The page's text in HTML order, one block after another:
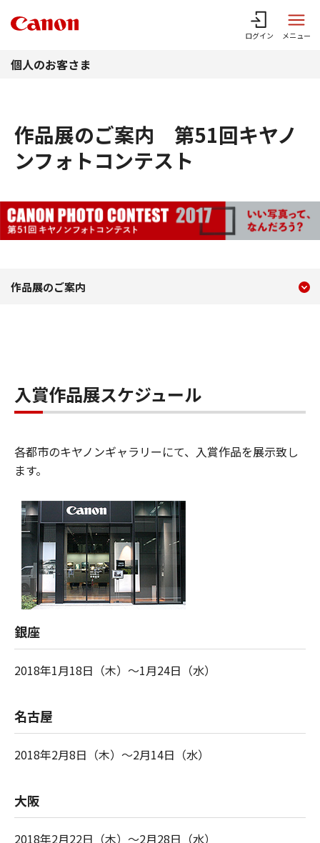
ログイン メニュー
個人のお客さま
作品展のご案内 第51回キヤノ
ンフォトコンテスト
作品展のご案内 第51回
現在のコンテンツ
作品展のご案内
入賞作品展スケジュール
各都市のキヤノンギャラリーにて、入賞作品を展示致し
ます。
銀座
2018年1月18日（木）～1月24日（水）
名古屋
2018年2月8日（木）～2月14日（水）
大阪
2018年2月22日（木）～2月28日（水）